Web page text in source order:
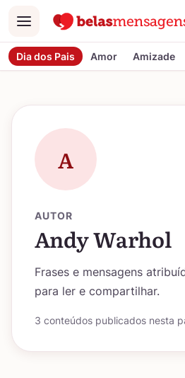
Menu
Dia dos Pais Amor Amizade
A
AUTOR
Andy Warhol
Frases e mensagens
para ler e compartilhar.
3 conteúdos publicados nesta